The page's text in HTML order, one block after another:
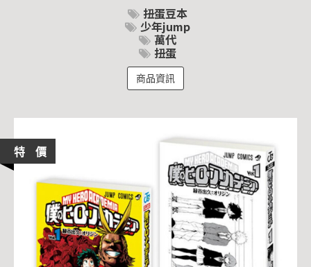
扭蛋豆本
少年jump
萬代
扭蛋
商品資訊
特 價